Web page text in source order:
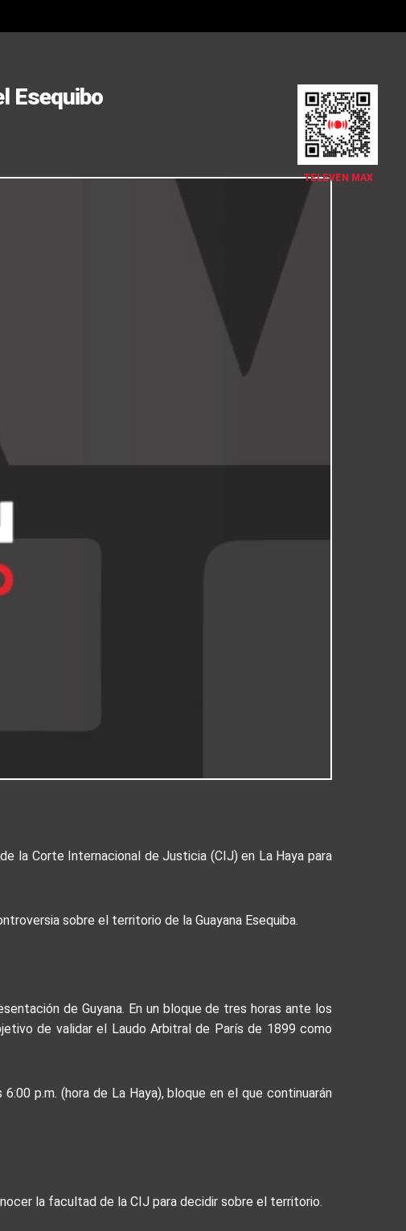
TELEVEN MAX
Esequibo
la Corte Internacional de Justicia (CIJ) en La Haya para
sobre el territorio de la Guayana Esequiba.
de Guyana. En un bloque de tres horas ante los
de validar el Laudo Arbitral de París de 1899 como
p.m. (hora de La Haya), bloque en el que continuarán
la facultad de la CIJ para decidir sobre el territorio.